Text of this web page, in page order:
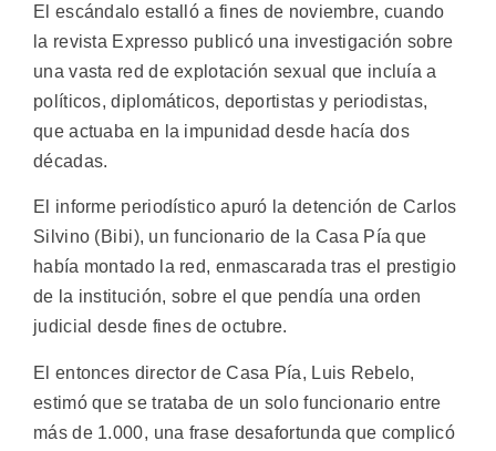
El escándalo estalló a fines de noviembre, cuando
la revista Expresso publicó una investigación sobre
una vasta red de explotación sexual que incluía a
políticos, diplomáticos, deportistas y periodistas,
que actuaba en la impunidad desde hacía dos
décadas.
El informe periodístico apuró la detención de Carlos
Silvino (Bibi), un funcionario de la Casa Pía que
había montado la red, enmascarada tras el prestigio
de la institución, sobre el que pendía una orden
judicial desde fines de octubre.
El entonces director de Casa Pía, Luis Rebelo,
estimó que se trataba de un solo funcionario entre
más de 1.000, una frase desafortunda que complicó